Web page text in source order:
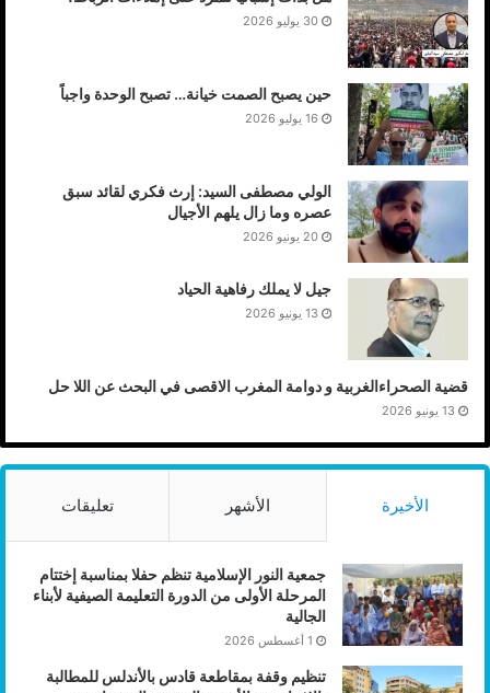
ربط الجالية بوزارة الخارجية كقوة دبلوماسية شعبية
إلحاق ملف الأرض المحتلة بمرجعية أمنية/سياسية مختصة
تكامل المسارات: الدبلوماسي، الشعبي، والأمني
القسم الخامس: الدبلوماسية الرسمية والشعبية
وزارة الخارجية والجاليات: إعادة توجيه الدبلوماسية الصحراوية
إعادة تموضع الدبلوماسية الصحراوية
السلك الدبلوماسي ومعايير التمثيل
تفعيل الدبلوماسية الموازية ومأسستها
الجالية الصحراوية في امريكا
المجتمع المدني والجاليات كرافعة للقوة الناعمة
تحالف الجاليات وحركات التضامن الدولية
الجالية في الجزائر وموريتانيا كعمق إقليمي
تشبيب حركة التضامن الأوروبية مع الشعب الصحراوي (أوكوكو)
30 يوليو 2026
حين يصبح الصمت خيانة… تصبح الوحدة واجباً
16 يوليو 2026
الولي مصطفى السيد: إرث فكري لقائد سبق
عصره وما زال يلهم الأجيال
20 يونيو 2026
جيل لا يملك رفاهية الحياد
13 يونيو 2026
قضية الصحراءالغربية و دوامة المغرب الاقصى في البحث عن اللا حل
13 يونيو 2026
الأخيرة الأشهر تعليقات
جمعية النور الإسلامية تنظم حفلا بمناسبة إختتام
المرحلة الأولى من الدورة التعليمة الصيفية لأبناء
الجالية
1 أغسطس 2026
تنظيم وقفة بمقاطعة قادس بالأندلس للمطالبة